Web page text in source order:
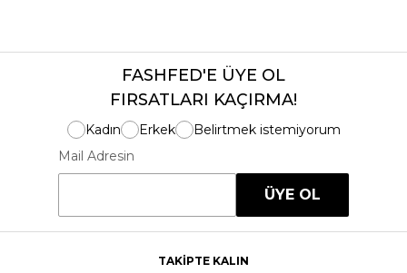
FASHFED'E ÜYE OL
FIRSATLARI KAÇIRMA!
Kadın Erkek
Belirtmek istemiyorum
Mail Adresin
ÜYE OL
TAKİPTE KALIN